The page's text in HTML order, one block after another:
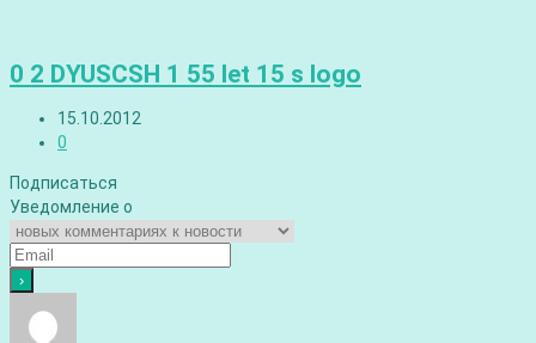
0 2 DYUSCSH 1 55 let 15 s logo
15.10.2012
0
Подписаться
Уведомление о